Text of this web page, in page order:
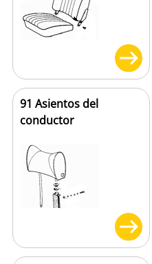
91 Asientos del
conductor